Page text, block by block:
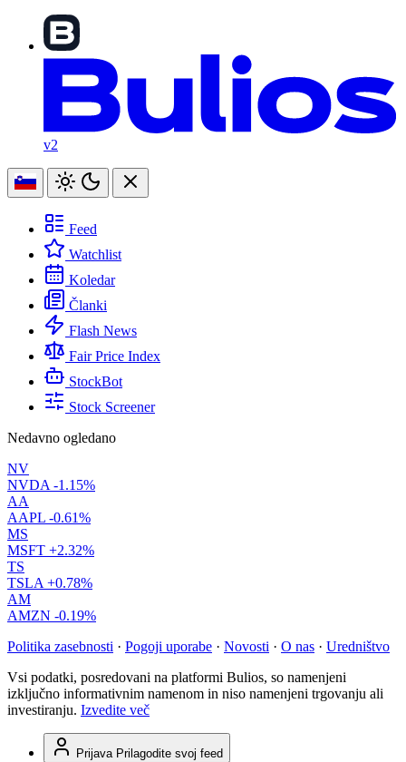
v2
Feed
Watchlist
Koledar
Članki
Flash News
Fair Price Index
StockBot
Stock Screener
Nedavno ogledano
NV
NVDA -1.15%
AA
AAPL -0.61%
MS
MSFT +2.32%
TS
TSLA +0.78%
AM
AMZN -0.19%
Politika zasebnosti · Pogoji uporabe · Novosti · O nas · Uredništvo
Vsi podatki, posredovani na platformi Bulios, so namenjeni
izključno informativnim namenom in niso namenjeni trgovanju ali
investiranju. Izvedite več
Prijava Prilagodite svoj feed